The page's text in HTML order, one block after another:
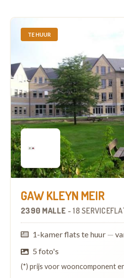
TE HUUR
GAW KLEYN MEIR
2390 MALLE -18
1-kamer flats te huur —
5 foto's
(*) prijs voor wooncomponent